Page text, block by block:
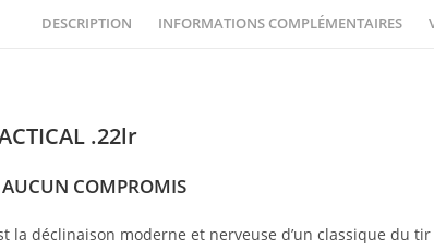
DESCRIPTION INFORMATIONS COMPLÉMENTAIRES
.22lr
COMPROMIS
la déclinaison moderne et nerveuse d’un classique du